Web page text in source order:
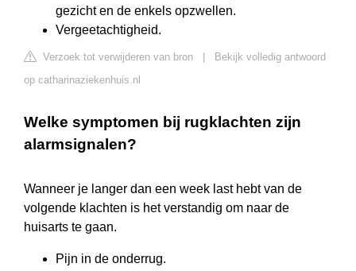
gezicht en de enkels opzwellen.
Vergeetachtigheid.
Verzoek tot verwijderen van bron
Bekijk volledig antwoord
op catharinaziekenhuis.nl
Welke symptomen bij rugklachten zijn
alarmsignalen?
Wanneer je langer dan een week last hebt van de
volgende klachten is het verstandig om naar de
huisarts te gaan.
Pijn in de onderrug.